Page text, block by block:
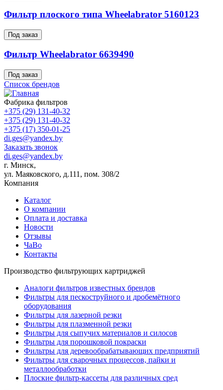
Фильтр плоского типа Wheelabrator 5160123
Под заказ
Фильтр Wheelabrator 6639490
Под заказ
Список брендов
Фабрика фильтров
+375 (29) 131-40-32
+375 (29) 131-40-32
+375 (17) 350-01-25
di.ges@yandex.by
Заказать звонок
di.ges@yandex.by
г. Минск,
ул. Маяковского, д.111, пом. 308/2
Компания
Каталог
О компании
Оплата и доставка
Новости
Отзывы
ЧаВо
Контакты
Производство фильтрующих картриджей
Аналоги фильтров известных брендов
Фильтры для пескоструйного и дробемётного
оборудования
Фильтры для лазерной резки
Фильтры для плазменной резки
Фильтры для сыпучих материалов и силосов
Фильтры для порошковой покраски
Фильтры для деревообрабатывающих предприятий
Фильтры для сварочных процессов, пайки и
металлообработки
Плоские фильтр-кассеты для различных сред